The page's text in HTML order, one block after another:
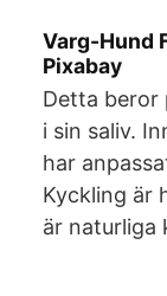
Varg-Hund
Pixabay
Detta beror
i sin saliv.
har
Kyckling är
är naturliga